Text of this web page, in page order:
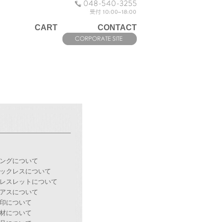
CONTACT
CART
グについて
クレスについて
スレットについて
スについて
について
について